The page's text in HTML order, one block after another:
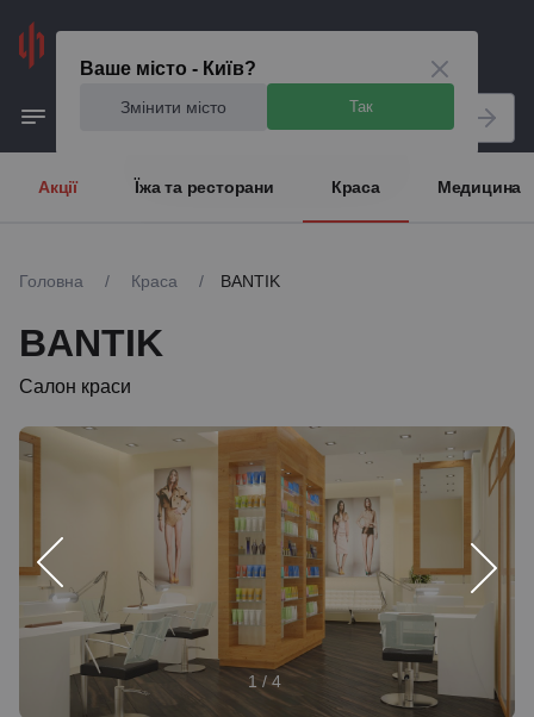
Ваше місто - Київ?
Змінити місто Так
Акції Їжа та ресторани Краса Медицина
Головна / Краса / BANTIK
BANTIK
Салон краси
1 / 4